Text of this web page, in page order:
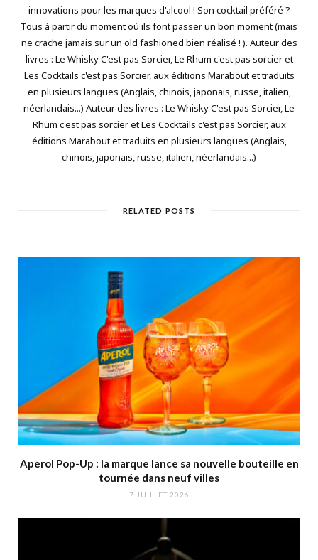
innovations pour les marques d'alcool ! Son cocktail préféré ?
Tous à partir du moment où ils font passer un bon moment (mais
ne crache jamais sur un old fashioned bien réalisé ! ). Auteur des
livres : Le Whisky C'est pas Sorcier, Le Rhum c'est pas sorcier et
Les Cocktails c'est pas Sorcier, aux éditions Marabout et traduits
en plusieurs langues (Anglais, chinois, japonais, russe, italien,
néerlandais...) Auteur des livres : Le Whisky C'est pas Sorcier, Le
Rhum c'est pas sorcier et Les Cocktails c'est pas Sorcier, aux
éditions Marabout et traduits en plusieurs langues (Anglais,
chinois, japonais, russe, italien, néerlandais...)
RELATED POSTS
Aperol Pop-Up : la marque lance sa nouvelle bouteille en
tournée dans neuf villes
7 JUILLET 2026